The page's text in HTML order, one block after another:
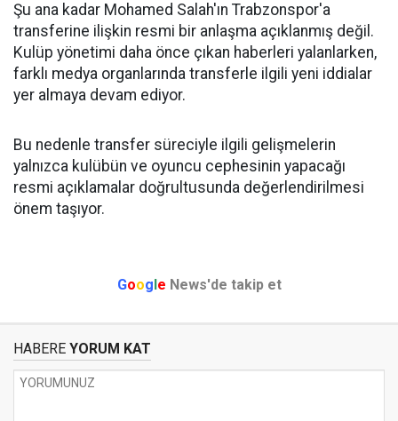
Şu ana kadar Mohamed Salah'ın Trabzonspor'a
transferine ilişkin resmi bir anlaşma açıklanmış değil.
Kulüp yönetimi daha önce çıkan haberleri yalanlarken,
farklı medya organlarında transferle ilgili yeni iddialar
yer almaya devam ediyor.
Bu nedenle transfer süreciyle ilgili gelişmelerin
yalnızca kulübün ve oyuncu cephesinin yapacağı
resmi açıklamalar doğrultusunda değerlendirilmesi
önem taşıyor.
Google News'de takip et
HABERE YORUM KAT